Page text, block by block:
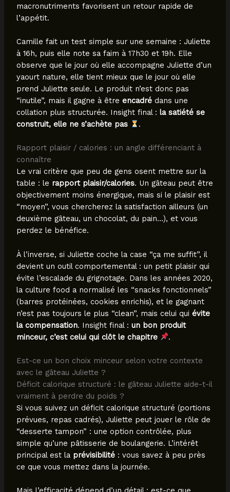
macronutriments favorisent un retour rapide de
l’appétit.
Camille fait un test simple sur une semaine : Juliette
à 16h, puis elle note sa faim à 17h30 et 19h. Elle
observe que le jour où elle accompagne Juliette d’un
yaourt nature, elle tient mieux que le jour où elle
prend Juliette seule. Le produit n’est donc pas
“inutile”, mais il gagne à être encadrédans une
collation plus structurée. Insight final : la satiété se
construit, elle ne s’achète pas
.
Rapport plaisir / calories : un angle différenciant à
connaître
Le vrai critère que peu de gens osent mettre sur la
table : le rapport plaisir/calories. Un gâteau peut être
objectivement moins énergique, mais si le plaisir est
“moyen”, vous chercherez la satisfaction ailleurs (un
deuxième gâteau, un chocolat, du pain…), et vous
perdez le bénéfice.
À l’inverse, si Juliette coche la case “ça me suffit”, il
devient un outil comportemental : un petit plaisir qui
évite l’escalade du grignotage. Dans les années 2020,
la culture food a normalisé les “snacks fonctionnels”
(barres protéinées, cookies enrichis), et le gagnant
n’est pas toujours le plus “clean”, mais celui qui évite
la compensation. Insight final : un bon produit
minceur, c’est celui qui clôt le chapitre
.
Est-ce un bon choix minceur selon votre contexte
avec le gâteau Juliette ?
Déficit calorique structuré : le gâteau Juliette aide-t-il
vraiment à perdre du poids ?
Si vous suivez un déficit calorique structuré (portions
prévues, repas cadrés), Juliette peut jouer le rôle de
“desserte tampon” : une option contrôlée, plus
simple qu’une pâtisserie de boulangerie. L’intérêt
principal est la prévisibilité: vous savez à peu près
ce que vous mettez dans la journée.